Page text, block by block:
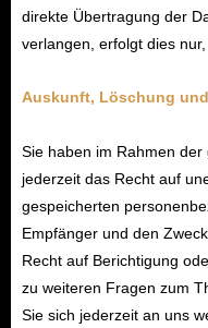
direkte Übertragung der
verlangen, erfolgt dies
Auskunft, Löschung
Sie haben im Rahmen
jederzeit das Recht auf
gespeicherten
Empfänger und den
Recht auf Berichtigung
zu weiteren Fragen zum
Sie sich jederzeit an uns